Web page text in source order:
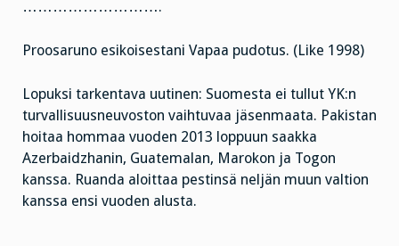
……………………….
Proosaruno esikoisestani Vapaa pudotus. (Like 1998)
Lopuksi tarkentava uutinen: Suomesta ei tullut YK:n
turvallisuusneuvoston vaihtuvaa jäsenmaata. Pakistan
hoitaa hommaa vuoden 2013 loppuun saakka
Azerbaidzhanin, Guatemalan, Marokon ja Togon
kanssa. Ruanda aloittaa pestinsä neljän muun valtion
kanssa ensi vuoden alusta.